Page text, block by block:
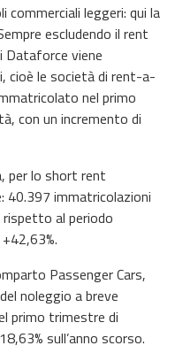
commerciali leggeri: qui la
escludendo il rent
viene
le società di rent-a-
nel primo
con un incremento di
per lo short rent
40.397 immatricolazioni
al periodo
Passenger Cars,
noleggio a breve
primo trimestre di
sull’anno scorso.